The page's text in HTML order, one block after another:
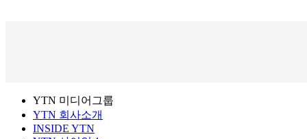
YTN 미디어그룹
YTN 회사소개
INSIDE YTN